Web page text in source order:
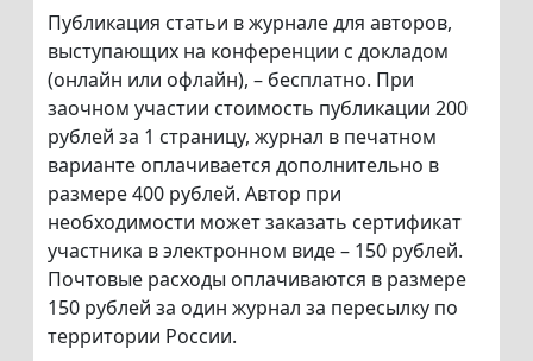
Публикация статьи в журнале для авторов,
выступающих на конференции с докладом
(онлайн или офлайн), – бесплатно. При
заочном участии стоимость публикации 200
рублей за 1 страницу, журнал в печатном
варианте оплачивается дополнительно в
размере 400 рублей. Автор при
необходимости может заказать сертификат
участника в электронном виде – 150 рублей.
Почтовые расходы оплачиваются в размере
150 рублей за один журнал за пересылку по
территории России.